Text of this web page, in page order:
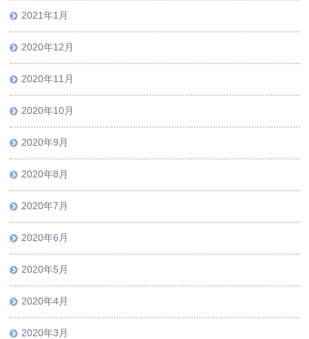
2021年1月
2020年12月
2020年11月
2020年10月
2020年9月
2020年8月
2020年7月
2020年6月
2020年5月
2020年4月
2020年3月